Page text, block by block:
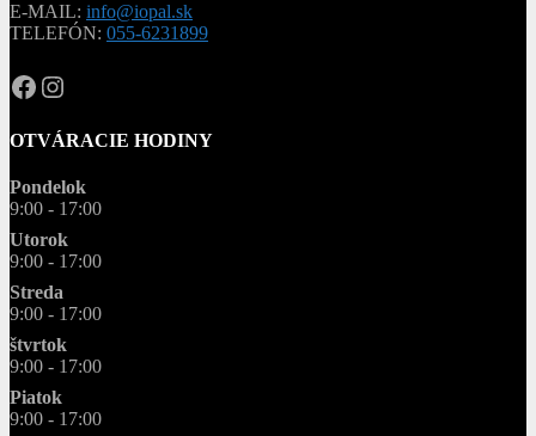
E-MAIL: info@iopal.sk
TELEFÓN: 055-6231899
OPAL.drahokamy
opal.drahokamy
OTVÁRACIE HODINY
Pondelok
9:00 - 17:00
Utorok
9:00 - 17:00
Streda
9:00 - 17:00
štvrtok
9:00 - 17:00
Piatok
9:00 - 17:00